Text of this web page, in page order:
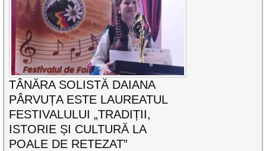
TÂNĂRA SOLISTĂ DAIANA
PÂRVUȚA ESTE LAUREATUL
FESTIVALULUI „TRADIȚII,
ISTORIE ȘI CULTURĂ LA
POALE DE RETEZAT”